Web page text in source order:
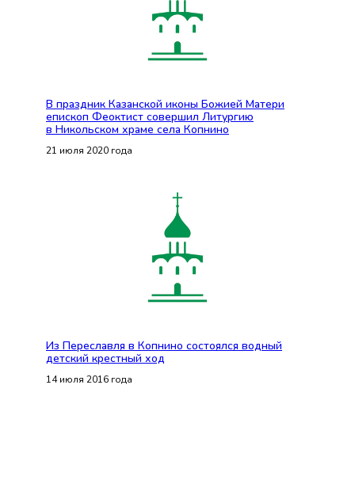
В праздник Казанской иконы Божией Матери
епископ Феоктист совершил Литургию
в Никольском храме села Копнино
21 июля 2020 года
Из Переславля в Копнино состоялся водный
детский крестный ход
14 июля 2016 года